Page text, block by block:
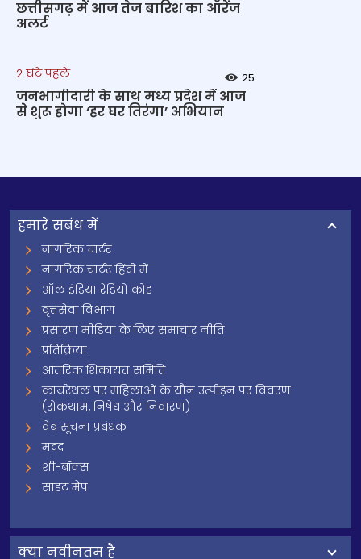
छत्तीसगढ़ में आज तेज बारिश का ऑरेंज
अलर्ट
2 घंटे पहले 25
जनभागीदारी के साथ मध्य प्रदेश में आज
से शुरू होगा ‘हर घर तिरंगा’ अभियान
हमारे सबंध में
नागरिक चार्टर
नागरिक चार्टर हिंदी में
ऑल इंडिया रेडियो कोड
वृत्तसेवा विभाग
प्रसारण मीडिया के लिए समाचार नीति
प्रतिक्रिया
आंतरिक शिकायत समिति
कार्यस्थल पर महिलाओं के यौन उत्पीड़न पर विवरण
(रोकथाम, निषेध और निवारण)
वेब सूचना प्रबंधक
मदद
शी-बॉक्स
साइट मैप
क्‍या नवीनतम है